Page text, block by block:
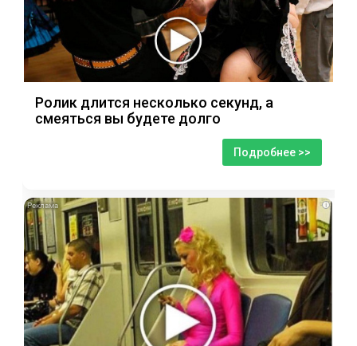
Ролик длится несколько секунд, а
смеяться вы будете долго
Подробнее >>
i